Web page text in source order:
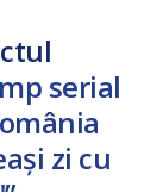
serial
zi cu